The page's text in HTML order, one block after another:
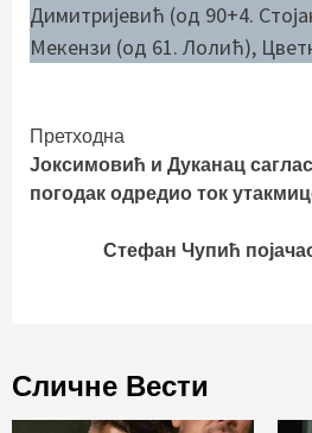
Димитријевић (од 90+4.
Мекензи (од 61. Лолић),
Continue
Reading
Претходна
Јоксимовић и Дуканац
погодак одредио ток
Стефан Чупић
Сличне Вести